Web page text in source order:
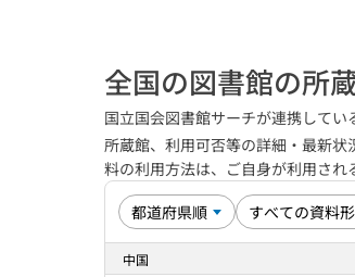
全国の図書館の所
国立国会図書館サーチが連携してい
所蔵館、利用可否等の詳細・最新
料の利用方法は、ご自身が利用さ
中国